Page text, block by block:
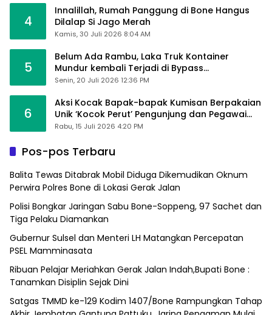
4
Innalillah, Rumah Panggung di Bone Hangus
Dilalap Si Jago Merah
Kamis, 30 Juli 2026 8:04 AM
5
Belum Ada Rambu, Laka Truk Kontainer
Mundur kembali Terjadi di Bypass
Sumpallabbu
Senin, 20 Juli 2026 12:36 PM
6
Aksi Kocak Bapak-bapak Kumisan Berpakaian
Unik ‘Kocok Perut’ Pengunjung dan Pegawai
Alfamart, Ngaku Aktifkan Layar Sentuh Atm
Rabu, 15 Juli 2026 4:20 PM
Pos-pos Terbaru
Balita Tewas Ditabrak Mobil Diduga Dikemudikan Oknum
Perwira Polres Bone di Lokasi Gerak Jalan
Polisi Bongkar Jaringan Sabu Bone-Soppeng, 97 Sachet dan
Tiga Pelaku Diamankan
Gubernur Sulsel dan Menteri LH Matangkan Percepatan
PSEL Mamminasata
Ribuan Pelajar Meriahkan Gerak Jalan Indah,Bupati Bone :
Tanamkan Disiplin Sejak Dini
Satgas TMMD ke-129 Kodim 1407/Bone Rampungkan Tahap